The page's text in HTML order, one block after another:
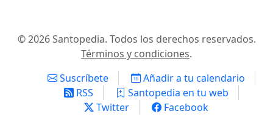
© 2026 Santopedia. Todos los derechos reservados.
Términos y condiciones.
Suscríbete
Añadir a tu calendario
RSS
Santopedia en tu web
Twitter
Facebook